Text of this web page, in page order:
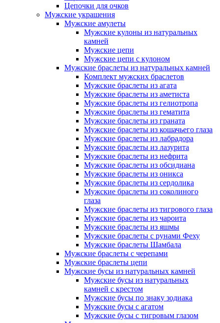
Цепочки для очков
Мужские украшения
Мужские амулеты
Мужские кулоны из натуральных
камней
Мужские цепи
Мужские цепи с кулоном
Мужские браслеты из натуральных камней
Комплект мужских браслетов
Мужские браслеты из агата
Мужские браслеты из аметиста
Мужские браслеты из гелиотропа
Мужские браслеты из гематита
Мужские браслеты из граната
Мужские браслеты из кошачьего глаза
Мужские браслеты из лабрадора
Мужские браслеты из лазурита
Мужские браслеты из нефрита
Мужские браслеты из обсидиана
Мужские браслеты из оникса
Мужские браслеты из сердолика
Мужские браслеты из соколиного
глаза
Мужские браслеты из тигрового глаза
Мужские браслеты из чароита
Мужские браслеты из яшмы
Мужские браслеты с рунами Феху
Мужские браслеты Шамбала
Мужские браслеты с черепами
Мужские браслеты цепи
Мужские бусы из натуральных камней
Мужские бусы из натуральных
камней с крестом
Мужские бусы по знаку зодиака
Мужские бусы с агатом
Мужские бусы с тигровым глазом